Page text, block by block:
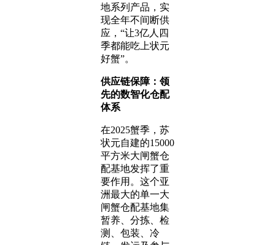
地系列产品，实
现全年不间断供
应，“让3亿人四
季都能吃上状元
好蟹”。
供应链保障：领
先的数智化仓配
体系
在2025蟹季，苏
状元自建的15000
平方米大闸蟹仓
配基地发挥了重
要作用。这个亚
洲最大的单一大
闸蟹仓配基地集
暂养、分拣、检
测、包装、冷